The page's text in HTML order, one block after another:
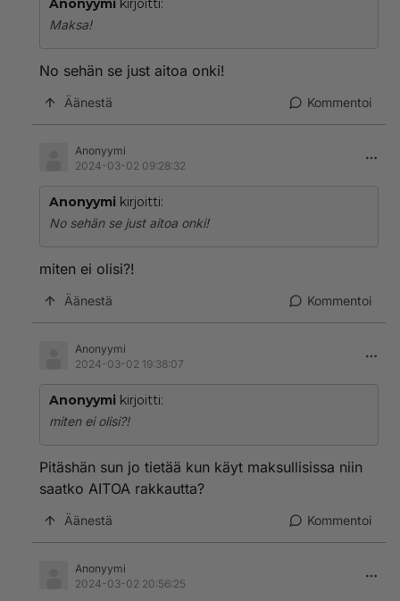
Anonyymi kirjoitti:
Maksa!
No sehän se just aitoa onki!
Äänestä Kommentoi
Anonyymi
2024-03-02 09:28:32
Anonyymi kirjoitti:
No sehän se just aitoa onki!
miten ei olisi?!
Äänestä Kommentoi
Anonyymi
2024-03-02 19:38:07
Anonyymi kirjoitti:
miten ei olisi?!
Pitäshän sun jo tietää kun käyt maksullisissa niin
saatko AITOA rakkautta?
Äänestä Kommentoi
Anonyymi
2024-03-02 20:56:25